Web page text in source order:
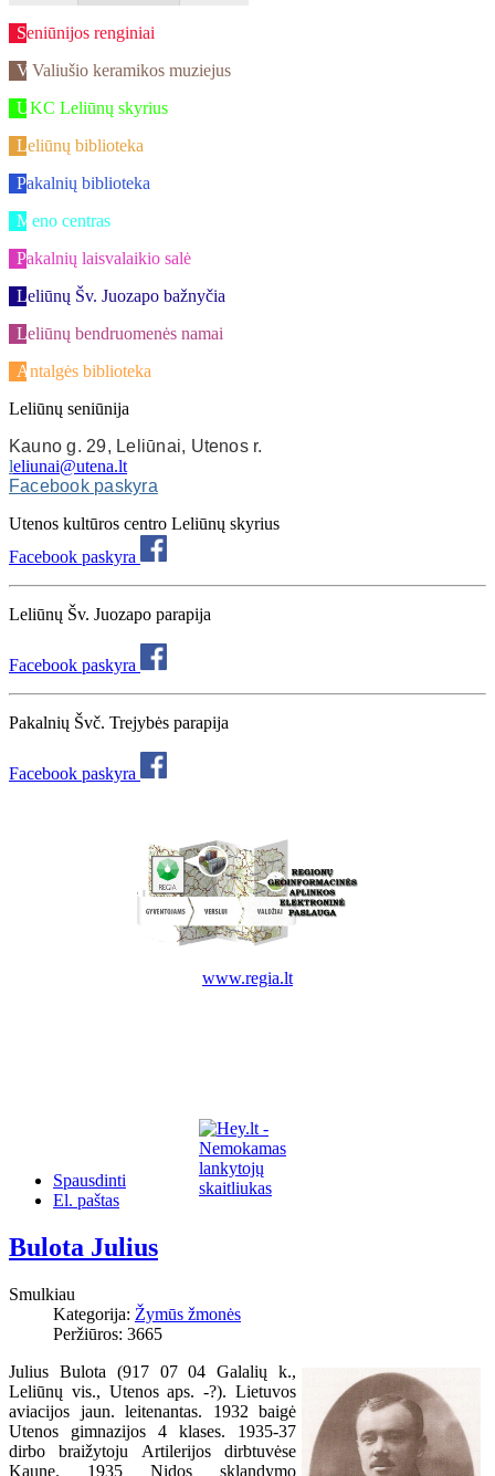
Seniūnijos renginiai
V.Valiušio keramikos muziejus
UKC Leliūnų skyrius
Leliūnų biblioteka
Pakalnių biblioteka
Meno centras
Pakalnių laisvalaikio salė
Leliūnų Šv. Juozapo bažnyčia
Leliūnų bendruomenės namai
Antalgės biblioteka
Leliūnų seniūnija
Kauno g. 29, Leliūnai, Utenos r.
leliunai@utena.lt
Facebook paskyra
Utenos kultūros centro Leliūnų skyrius
Facebook paskyra
Leliūnų Šv. Juozapo parapija
Facebook paskyra
Pakalnių Švč. Trejybės parapija
Facebook paskyra
www.regia.lt
Spausdinti
El. paštas
Bulota Julius
Smulkiau
Kategorija: Žymūs žmonės
Peržiūros: 3665
Julius Bulota (917 07 04 Galalių k.,
Leliūnų vis., Utenos aps. -?). Lietuvos
aviacijos jaun. leitenantas. 1932 baigė
Utenos gimnazijos 4 klases. 1935-37
dirbo braižytoju Artilerijos dirbtuvėse
Kaune. 1935 Nidos sklandymo